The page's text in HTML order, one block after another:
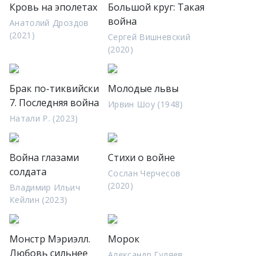
Кровь на эполетах
Анатолий Дроздов
(2021)
Большой круг: Такая
война
Сергей Вишневский
(2020)
Брак по-тиквийски
7. Последняя война
Натали Р. (2023)
Молодые львы
Ирвин Шоу (1948)
Война глазами
солдата
Владимир Ильич
Кейлин (2023)
Стихи о войне
Сослан Черчесов
(2020)
Монстр Мэриэлл.
Любовь сильнее
Морок